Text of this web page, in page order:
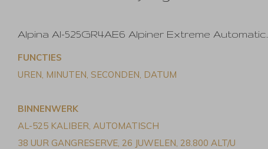
Alpina Al-525GR4AE6 Alpiner Extreme Automatic.
FUNCTIES
UREN, MINUTEN, SECONDEN, DATUM
BINNENWERK
AL-525 KALIBER, AUTOMATISCH
38 UUR GANGRESERVE, 26 JUWELEN, 28.800 ALT/U